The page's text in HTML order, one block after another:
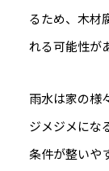
るため、木材
れる可能性が
雨水は家の様
ジメジメにな
条件が整いや